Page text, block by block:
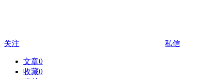
关注 私信
文章0
收藏0